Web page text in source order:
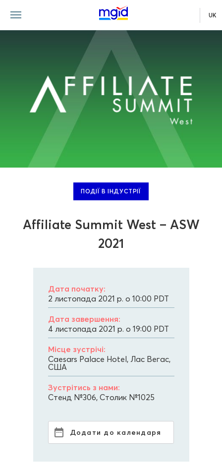
UK
Affiliate Summit West – ASW
2021
Дата початку:
2 листопада 2021 р. о 10:00 PDT
Дата завершення:
4 листопада 2021 р. о 19:00 PDT
Місце зустрічі:
Caesars Palace Hotel, Лас Вегас,
США
Зустрітись з нами:
Стенд №306, Столик №1025
ПОДІЇ В ІНДУСТРІЇ
Додати до календаря